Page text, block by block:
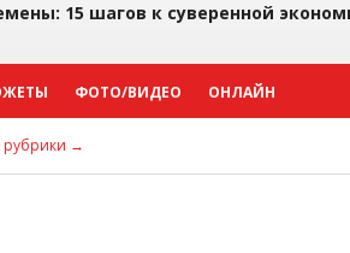
15 шагов к суверенной
ФОТО/ВИДЕО ОНЛАЙН
рубрики →